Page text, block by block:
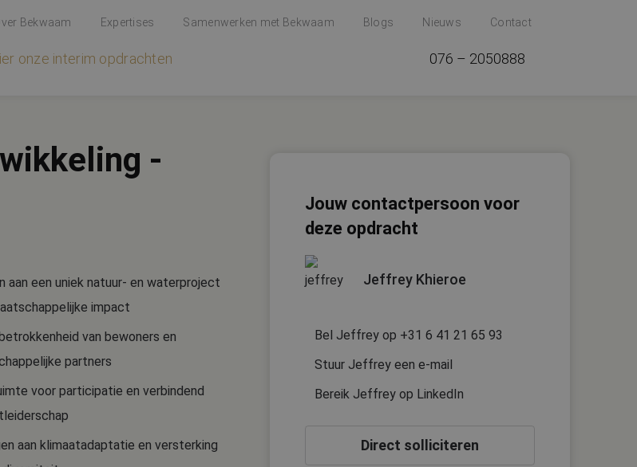
Bekwaam Expertises Samenwerken met Bekwaam Blogs Nieuws Contact
onze interim opdrachten 076 – 2050888
-
aan een uniek natuur- en waterproject
impact
van bewoners en
partners
voor participatie en verbindend
aan klimaatadaptatie en versterking
Jouw contactpersoon voor
deze opdracht
Jeffrey Khieroe
Bel Jeffrey op +31 6 41 21 65 93
Stuur Jeffrey een e-mail
Bereik Jeffrey op LinkedIn
Direct solliciteren